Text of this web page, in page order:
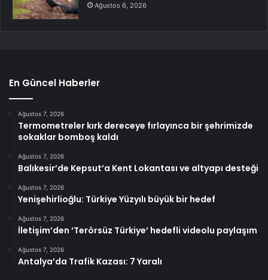
Ağustos 6, 2026
En Güncel Haberler
Ağustos 7, 2026
Termometreler kırk dereceye fırlayınca bir şehrimizde
sokaklar bomboş kaldı
Ağustos 7, 2026
Balıkesir’de Kepsut’a Kent Lokantası ve altyapı desteği
Ağustos 7, 2026
Yenişehirlioğlu: Türkiye Yüzyılı büyük bir hedef
Ağustos 7, 2026
İletişim’den ‘Terörsüz Türkiye’ hedefli videolu paylaşım
Ağustos 7, 2026
Antalya’da Trafik Kazası: 7 Yaralı